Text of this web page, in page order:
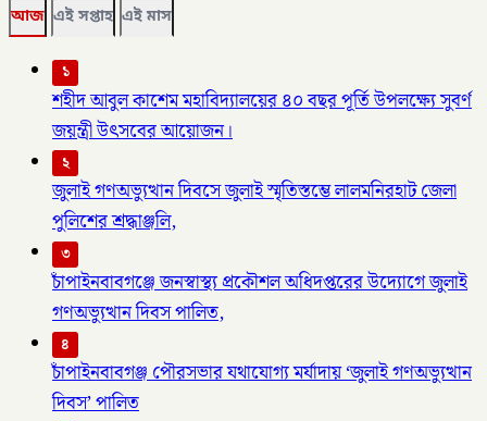
আজ এই সপ্তাহ এই মাস
১
শহীদ আবুল কাশেম মহাবিদ্যালয়ের ৪০ বছর পূর্তি উপলক্ষ্যে সুবর্ণ
জয়ন্ত্রী উৎসবের আয়োজন।
২
জুলাই গণঅভ্যুত্থান দিবসে জুলাই স্মৃতিস্তম্ভে লালমনিরহাট জেলা
পুলিশের শ্রদ্ধাঞ্জলি,
৩
চাঁপাইনবাবগঞ্জে জনস্বাস্থ্য প্রকৌশল অধিদপ্তরের উদ্যোগে জুলাই
গণঅভ্যুত্থান দিবস পালিত,
৪
চাঁপাইনবাবগঞ্জ পৌরসভার যথাযোগ্য মর্যাদায় ‘জুলাই গণঅভ্যুত্থান
দিবস’ পালিত